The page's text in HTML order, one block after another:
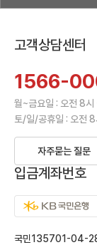
고객상담센터
1566-
월~금요일 : 오전 8시
토/일/공휴일 : 오전
자주묻는 질문
입금계좌번호
국민135701-04-